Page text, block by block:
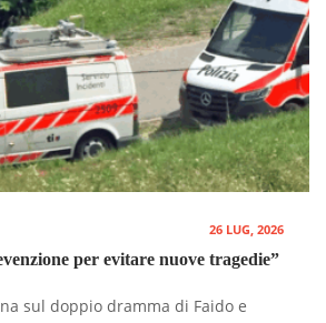
26 LUG, 2026
per evitare nuove tragedie”
sul doppio dramma di Faido e